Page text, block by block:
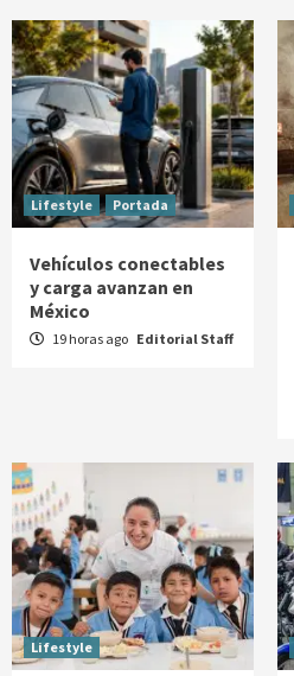
Lifestyle Portada
Vehículos conectables
y carga avanzan en
México
19 horas ago Editorial Staff
Lifestyle